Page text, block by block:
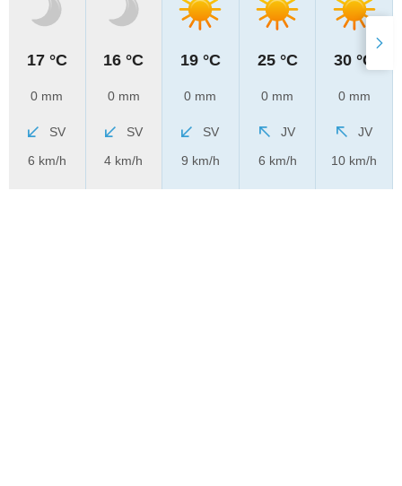
17 °C
0 mm
SV
6 km/h
16 °C
0 mm
SV
4 km/h
19 °C
0 mm
SV
9 km/h
25 °C
0 mm
JV
6 km/h
30 °C
0 mm
JV
10 km/h